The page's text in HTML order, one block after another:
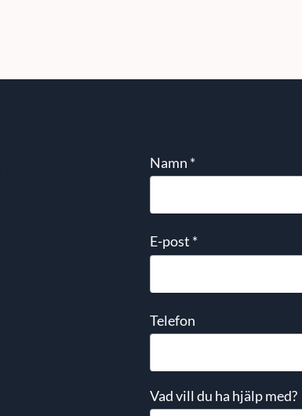
Namn *
E-post *
Telefon
Vad vill du ha hjälp med?